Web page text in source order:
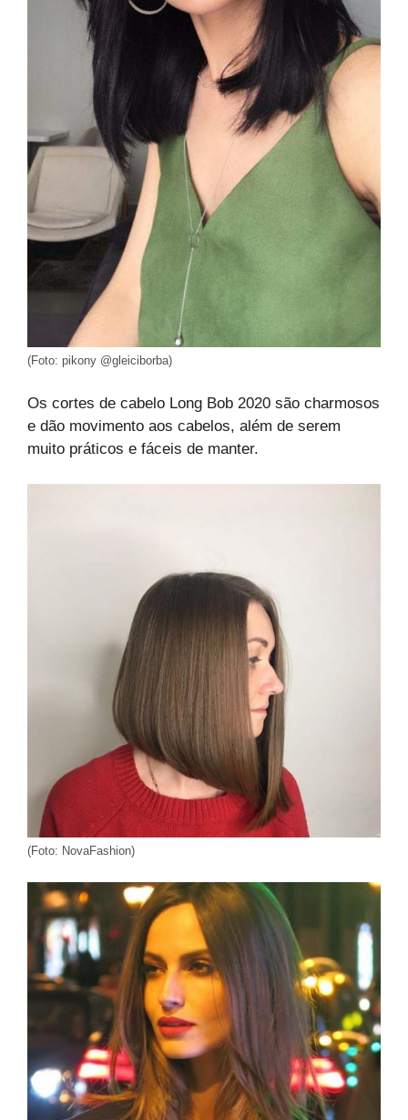
(Foto: pikony @gleiciborba)
Os cortes de cabelo Long Bob 2020 são charmosos
e dão movimento aos cabelos, além de serem
muito práticos e fáceis de manter.
(Foto: NovaFashion)